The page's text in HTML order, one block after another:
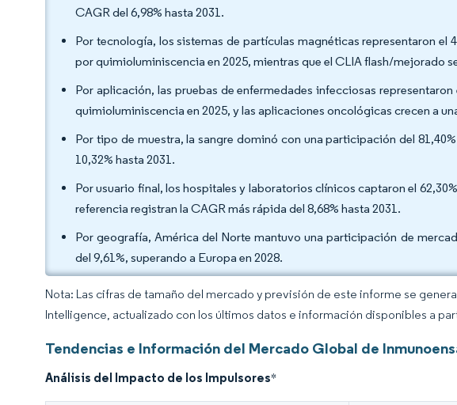
CAGR del 6,98% hasta 2031.
Por tecnología, los sistemas de partículas magnéticas representaron
por quimioluminiscencia en 2025, mientras que el CLIA flash/mejorado
Por aplicación, las pruebas de enfermedades infecciosas
quimioluminiscencia en 2025, y las aplicaciones oncológicas crecen a
Por tipo de muestra, la sangre dominó con una participación del
10,32% hasta 2031.
Por usuario final, los hospitales y laboratorios clínicos captaron el
referencia registran la CAGR más rápida del 8,68% hasta 2031.
Por geografía, América del Norte mantuvo una participación de
del 9,61%, superando a Europa en 2028.
Nota: Las cifras de tamaño del mercado y previsión de este informe se
Intelligence, actualizado con los últimos datos e información disponibles a
Tendencias e Información del Mercado Global de
Análisis del Impacto de los Impulsores*